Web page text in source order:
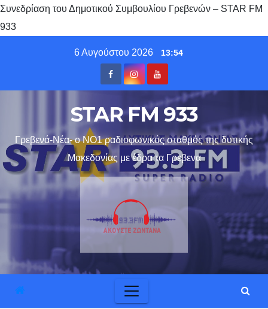
Συνεδρίαση του Δημοτικού Συμβουλίου Γρεβενών – STAR FM
933
6 Αυγούστου 2026 13:54
STAR FM 933
Γρεβενά-Νέα- ο ΝΟ1 ραδιοφωνικός σταθμός της δυτικής
Μακεδονίας με έδρα τα Γρεβενα